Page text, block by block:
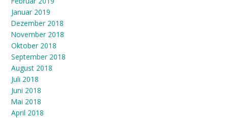
Januar 2019
Dezember 2018
November 2018
Oktober 2018
September 2018
August 2018
Juli 2018
Juni 2018
Mai 2018
April 2018